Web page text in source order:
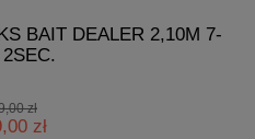
BAIT DEALER 2,10M 7-
zł
zł